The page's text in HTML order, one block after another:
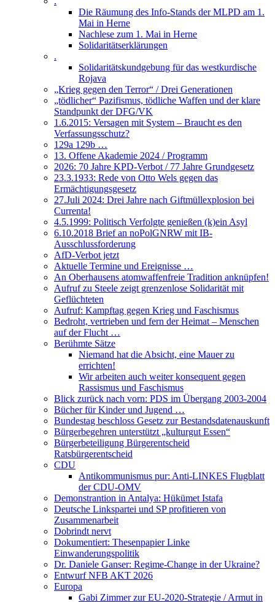
Die Räumung des Info-Stands der MLPD am 1.
Mai in Herne
Nachlese zum 1. Mai in Herne
Solidaritätserklärungen
.
Solidaritätskundgebung für das westkurdische
Rojava
„Krieg gegen den Terror“ / Drei Generationen
„tödlicher“ Pazifismus, tödliche Waffen und der klare
Standpunkt der DFG/VK
1.6.2015: Versagen mit System – Braucht es den
Verfassungsschutz?
129a 129b …
13. Offene Akademie 2024 / Programm
2026: 70 Jahre KPD-Verbot / 77 Jahre Grundgesetz
23.3.1933: Rede von Otto Wels gegen das
Ermächtigungsgesetz
27.Juli 2024: Drei Jahre nach Giftmüllexplosion bei
Currenta!
4.5.1999: Politisch Verfolgte genießen (k)ein Asyl
6.10.2018 Brief an noPolGNRW mit IB-
Ausschlussforderung
AfD-Verbot jetzt
Aktuelle Termine und Ereignisse …
An Oberhausens atomwaffenfreie Tradition anknüpfen!
Aufruf zu Steele zeigt grenzenlose Solidarität mit
Geflüchteten
Aufruf: Kampftag gegen Krieg und Faschismus
Bedroht, vertrieben und fern der Heimat – Menschen
auf der Flucht …
Berühmte Sätze
Niemand hat die Absicht, eine Mauer zu
errichten!
Wir arbeiten auch weiter konsequent gegen
Rassismus und Faschismus
Blick zurück nach vorn: PDS im Übergang 2003-2004
Bücher für Kinder und Jugend …
Bundestag beschloss Gesetz zur Bestandsdatenauskunft
Bürgerbegehren unterstützt „kulturgut Essen“
Bürgerbeteiligung Bürgerentscheid
Ratsbürgerentscheid
CDU
Antikommunismus pur: Anti-LINKES Flugblatt
der CDU-OMV
Demonstrantion in Antalya: Hükümet Istafa
Deutsche Linkspartei und SP profitieren von
Zusammenarbeit
Dobrindt nervt
Dokumentiert: Thesenpapier Linke
Einwanderungspolitik
Dr. Daniele Ganser: Regime-Change in der Ukraine?
Entwurf NFB AKT 2026
Europa
Gabi Zimmer zur EU-2020-Strategie / Armut in